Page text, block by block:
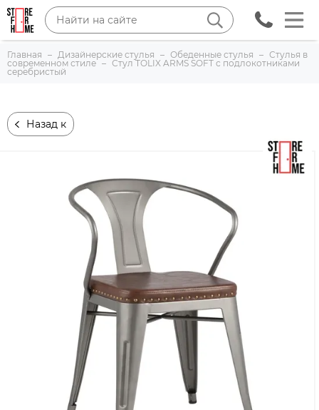
Главная Дизайнерские стулья Обеденные стулья
Стулья в
современном стиле
Стул TOLIX ARMS SOFT с подлокотниками
серебристый
Назад к